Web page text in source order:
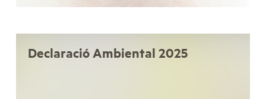
Declaració Ambiental 2025